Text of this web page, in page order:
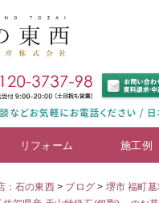
リフォーム 施工例
：石の東西> ブログ > 堺市 福町